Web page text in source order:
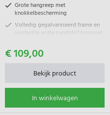
Grote hangreep met
knokkelbescherming
Volledig gegalvaniseerd frame en
versterkte witte kunststof trommel
€ 109,00
Bekijk product
In winkelwagen